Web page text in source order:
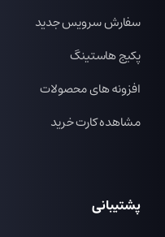
سفارش سرویس جدید
پکیج هاستینگ
افزونه های محصولات
مشاهده کارت خرید
پشتیبانی